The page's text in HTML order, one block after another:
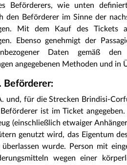
Beförderers, wie unten
den Beförderer im Sinne der
Mit dem Kauf des Tickets
Ebenso genehmigt der
Daten gemäß
angegebenen Methoden und
Beförderer:
und, für die Strecken Brindisi-
ist im Ticket
(einschließlich etwaiger
genutzt wird, das Eigentum
überlassen wurde. Person mit
wegen einer